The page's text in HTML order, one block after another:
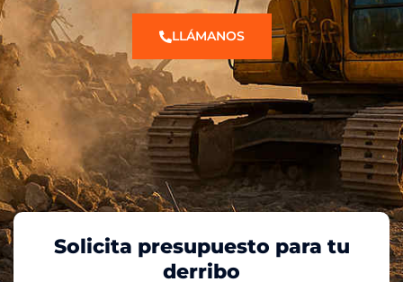
LLÁMANOS
Solicita presupuesto para tu
derribo